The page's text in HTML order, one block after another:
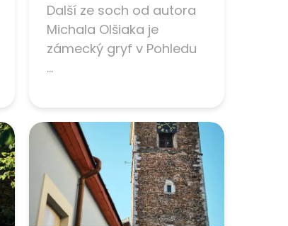
Další ze soch od autora
Michala Olšiaka je
zámecký gryf v Pohledu
...